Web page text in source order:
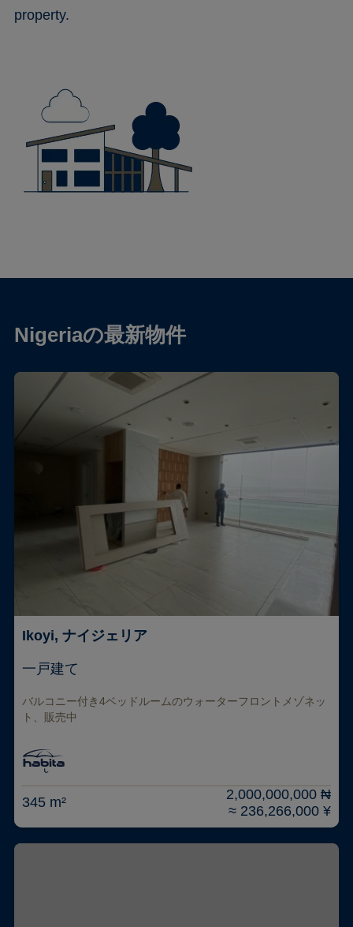
property.
Nigeriaの最新物件
Ikoyi, ナイジェリア
一戸建て
バルコニー付き4ベッドルームのウォーターフロントメゾネッ
ト、販売中
345 m²
2,000,000,000 ₦
≈ 236,266,000 ¥